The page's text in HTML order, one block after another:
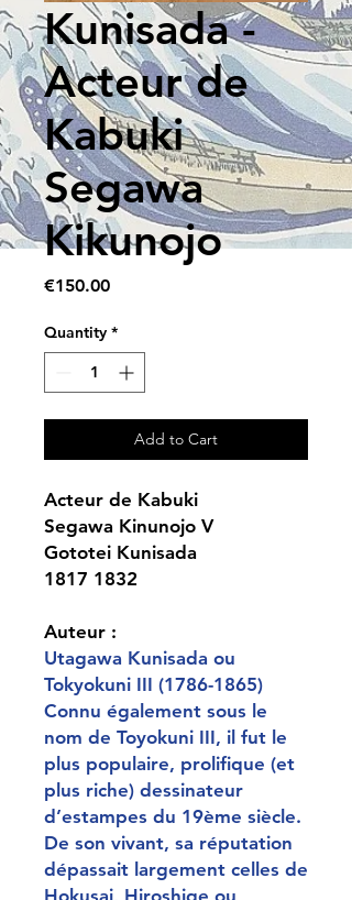
Kunisada -
Acteur de
Kabuki
Segawa
Kikunojo
€150.00Price
Quantity *
Add to Cart
Acteur de Kabuki
Segawa Kinunojo V
Gototei Kunisada
1817 1832
Auteur :
Utagawa Kunisada ou
Tokyokuni III (1786-1865)
Connu également sous le
nom de Toyokuni III, il fut le
plus populaire, prolifique (et
plus riche) dessinateur
d’estampes du 19ème siècle.
De son vivant, sa réputation
dépassait largement celles de
Hokusai, Hiroshige ou